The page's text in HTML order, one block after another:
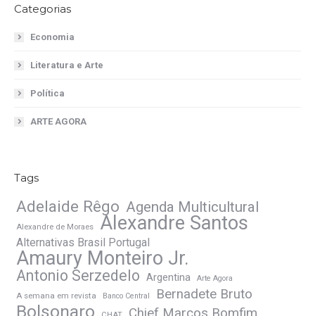
Categorias
Economia
Literatura e Arte
Política
ARTE AGORA
Tags
Adelaide Rêgo Agenda Multicultural
Alexandre de Moraes Alexandre Santos
Alternativas Brasil Portugal
Amaury Monteiro Jr.
Antonio Serzedelo Argentina Arte Agora
A semana em revista Banco Central Bernadete Bruto
Bolsonaro